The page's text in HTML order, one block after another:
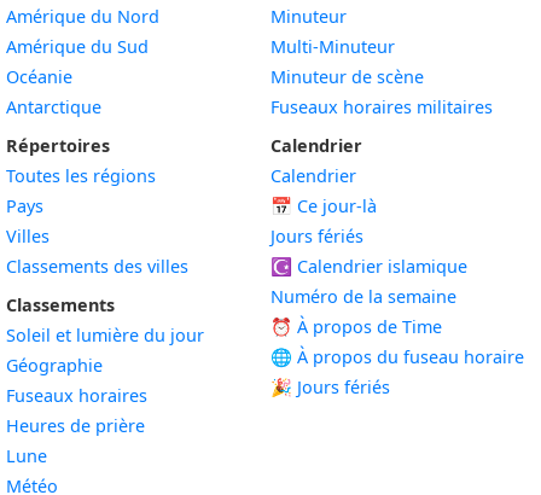
Amérique du Nord
Amérique du Sud
Océanie
Antarctique
Répertoires
Toutes les régions
Pays
Villes
Classements des villes
Classements
Soleil et lumière du jour
Géographie
Fuseaux horaires
Heures de prière
Lune
Météo
Minuteur
Multi-Minuteur
Minuteur de scène
Fuseaux horaires militaires
Calendrier
Calendrier
📅 Ce jour-là
Jours fériés
☪️ Calendrier islamique
Numéro de la semaine
⏰ À propos de Time
🌐 À propos du fuseau horaire
🎉 Jours fériés